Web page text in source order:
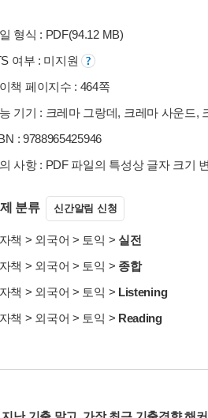
형식 : PDF(94.12 MB)
여부 : 미지원
책 페이지수 : 464쪽
기기 : 크레마 그랑데, 크레마 사운드,
: 9788965425946
사항 : PDF 파일의 특성상 글자 크기
분류 신간알림 신청
책 > 외국어 > 토익 > 실전
책 > 외국어 > 토익 > 종합
책 > 외국어 > 토익 > Listening
책 > 외국어 > 토익 > Reading